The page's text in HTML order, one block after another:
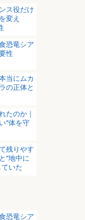
ス役だけ
変え
恐竜シア
性
当にムカ
の正体と
たのか｜
“体を守
残りやす
“地中に
いた
恐竜シア